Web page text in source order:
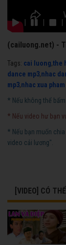
(cailuong.net) -
Tags: cai luong,the
dance mp3,nhac
mp3,nhac xua
* Nếu không thể
* Nếu video hư bạn
* Nếu bạn muốn
video cải lương".
[VIDEO] CÓ